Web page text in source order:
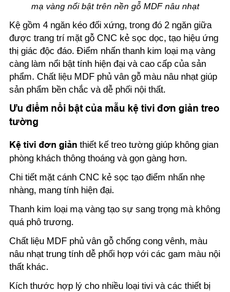
mạ vàng nổi bật trên nền gỗ MDF nâu nhạt
Kệ gồm 4 ngăn kéo đối xứng, trong đó 2 ngăn giữa
được trang trí mặt gỗ CNC kẻ sọc dọc, tạo hiệu ứng
thị giác độc đáo. Điểm nhấn thanh kim loại mạ vàng
càng làm nổi bật tính hiện đại và cao cấp của sản
phẩm. Chất liệu MDF phủ vân gỗ màu nâu nhạt giúp
sản phẩm bền chắc và dễ phối nội thất.
Ưu điểm nổi bật của mẫu kệ tivi đơn giản treo
tường
Kệ tivi đơn giản thiết kế treo tường giúp không gian
phòng khách thông thoáng và gọn gàng hơn.
Chi tiết mặt cánh CNC kẻ sọc tạo điểm nhấn nhẹ
nhàng, mang tính hiện đại.
Thanh kim loại mạ vàng tạo sự sang trọng mà không
quá phô trương.
Chất liệu MDF phủ vân gỗ chống cong vênh, màu
nâu nhạt trung tính dễ phối hợp với các gam màu nội
thất khác.
Kích thước hợp lý cho nhiều loại tivi và các thiết bị